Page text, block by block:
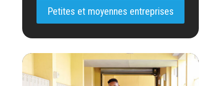
Petites et moyennes entreprises